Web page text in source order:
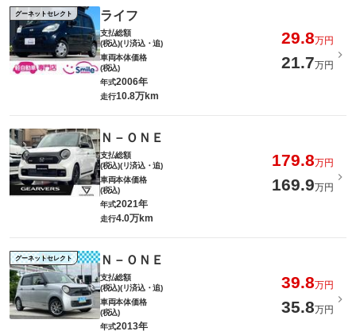
グーネットセレクト ライフ
支払総額
(税込)(リ済込・追)
29.8万円
車両本体価格
(税込)
21.7万円
年式2006年
走行10.8万km
Ｎ－ＯＮＥ
支払総額
(税込)(リ済込・追)
179.8万円
車両本体価格
(税込)
169.9万円
年式2021年
走行4.0万km
グーネットセレクト Ｎ－ＯＮＥ
支払総額
(税込)(リ済込・追)
39.8万円
車両本体価格
(税込)
35.8万円
年式2013年